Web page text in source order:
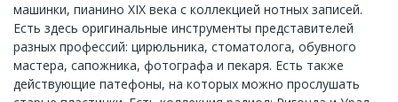
машинки, пианино XIX века с коллекцией нотных записей.
Есть здесь оригинальные инструменты представителей
разных профессий: цирюльника, стоматолога, обувного
мастера, сапожника, фотографа и пекаря. Есть также
действующие патефоны, на которых можно прослушать